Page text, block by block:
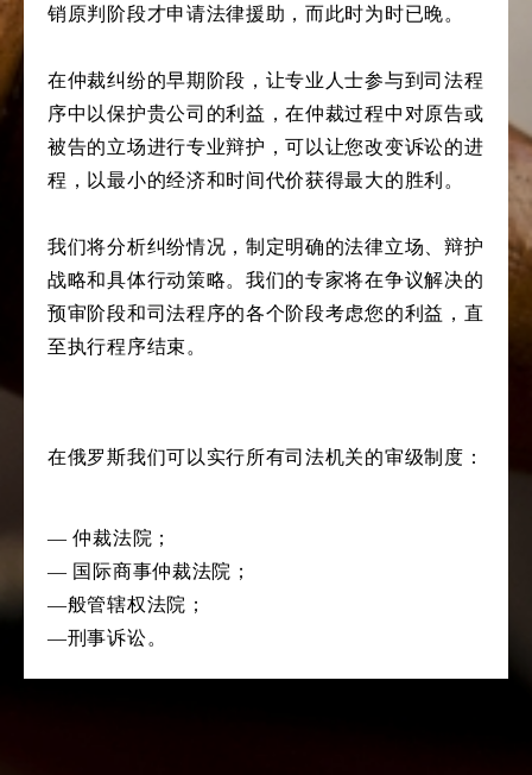
销原判阶段才申请法律援助，而此时为时已晚。
在仲裁纠纷的早期阶段，让专业人士参与到司法程
序中以保护贵公司的利益，在仲裁过程中对原告或
被告的立场进行专业辩护，可以让您改变诉讼的进
程，以最小的经济和时间代价获得最大的胜利。
我们将分析纠纷情况，制定明确的法律立场、辩护
战略和具体行动策略。我们的专家将在争议解决的
预审阶段和司法程序的各个阶段考虑您的利益，直
至执行程序结束。
在俄罗斯我们可以实行所有司法机关的审级制度：
— 仲裁法院；
— 国际商事仲裁法院；
—般管辖权法院；
—刑事诉讼。